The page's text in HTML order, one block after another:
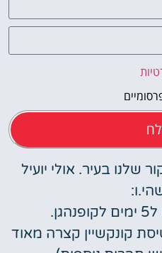
שלנו בעיר. אולי יועיל
קונקשיין קצרה מאוד